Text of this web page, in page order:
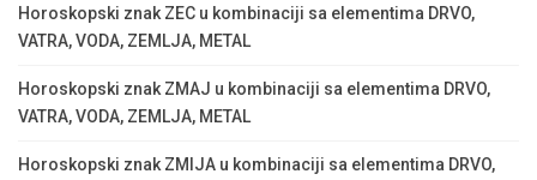
Horoskopski znak ZEC u kombinaciji sa elementima DRVO,
VATRA, VODA, ZEMLJA, METAL
Horoskopski znak ZMAJ u kombinaciji sa elementima DRVO,
VATRA, VODA, ZEMLJA, METAL
Horoskopski znak ZMIJA u kombinaciji sa elementima DRVO,